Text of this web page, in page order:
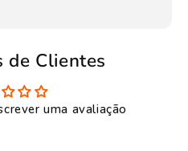
de Clientes
uma avaliação